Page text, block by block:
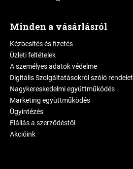
Minden a vásárlásról
Kézbesítés és fizetés
Üzleti feltételek
A személyes adatok védelme
Digitális Szolgáltatásokról szóló rendelet
Nagykereskedelmi együttműködés
Marketing együttműködés
Ügyintézés
Elállás a szerződéstől
Akcióink